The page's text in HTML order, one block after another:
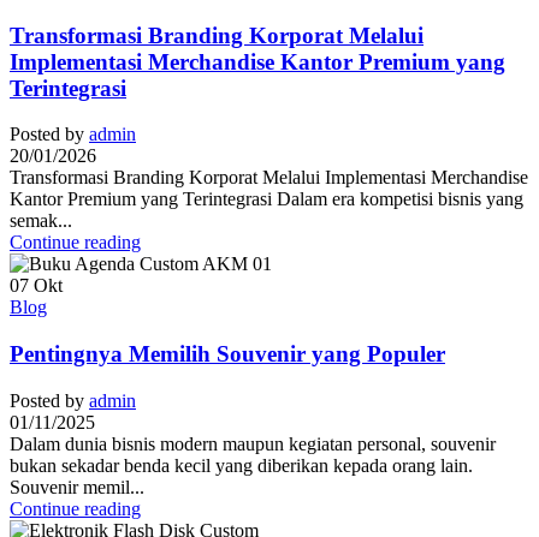
Transformasi Branding Korporat Melalui
Implementasi Merchandise Kantor Premium yang
Terintegrasi
Posted by admin
20/01/2026
Transformasi Branding Korporat Melalui Implementasi Merchandise
Kantor Premium yang Terintegrasi Dalam era kompetisi bisnis yang
semak...
Continue reading
07 Okt
Blog
Pentingnya Memilih Souvenir yang Populer
Posted by admin
01/11/2025
Dalam dunia bisnis modern maupun kegiatan personal, souvenir
bukan sekadar benda kecil yang diberikan kepada orang lain.
Souvenir memil...
Continue reading